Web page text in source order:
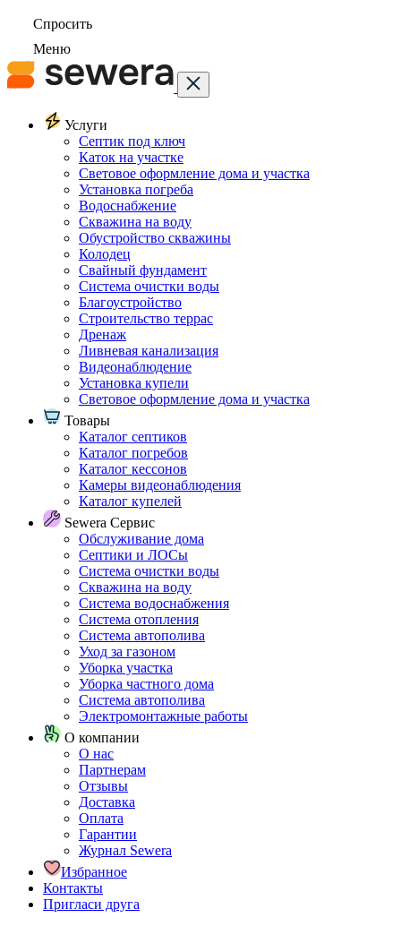
Спросить
Меню
Услуги
Септик под ключ
Каток на участке
Световое оформление дома и участка
Установка погреба
Водоснабжение
Скважина на воду
Обустройство скважины
Колодец
Свайный фундамент
Система очистки воды
Благоустройство
Строительство террас
Дренаж
Ливневая канализация
Видеонаблюдение
Установка купели
Световое оформление дома и участка
Товары
Каталог септиков
Каталог погребов
Каталог кессонов
Камеры видеонаблюдения
Каталог купелей
Sewera Сервис
Обслуживание дома
Септики и ЛОСы
Система очистки воды
Скважина на воду
Система водоснабжения
Система отопления
Система автополива
Уход за газоном
Уборка участка
Уборка частного дома
Система автополива
Электромонтажные работы
О компании
О нас
Партнерам
Отзывы
Доставка
Оплата
Гарантии
Журнал Sewera
Избранное
Контакты
Пригласи друга